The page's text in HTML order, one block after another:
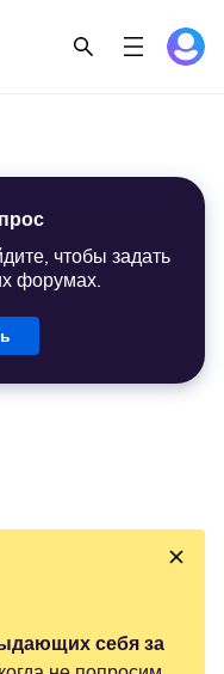
чтобы задать
форумах.
себя за